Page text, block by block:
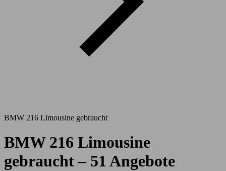
BMW 216 Limousine gebraucht
BMW 216 Limousine
gebraucht – 51 Angebote